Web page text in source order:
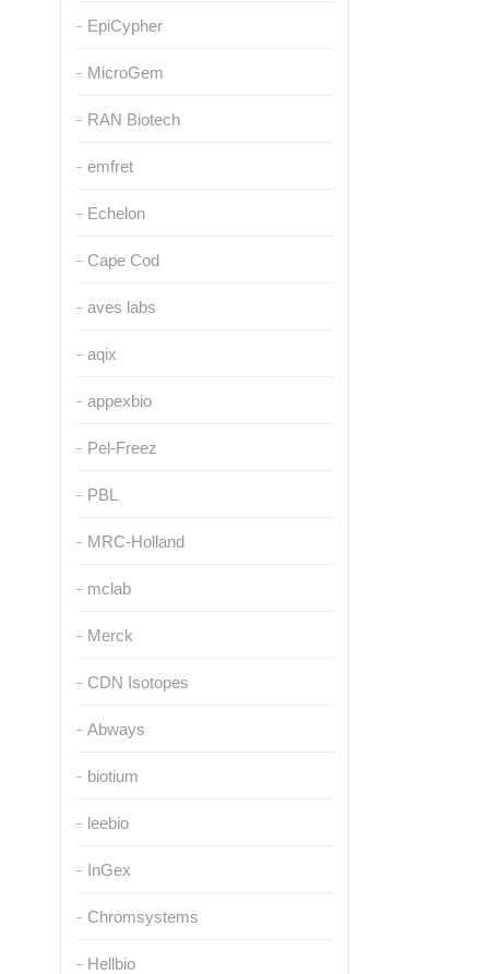
EpiCypher
MicroGem
RAN Biotech
emfret
Echelon
Cape Cod
aves labs
aqix
appexbio
Pel-Freez
PBL
MRC-Holland
mclab
Merck
CDN Isotopes
Abways
biotium
leebio
InGex
Chromsystems
Hellbio